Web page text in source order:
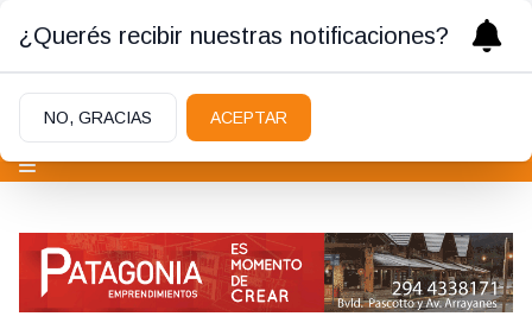
¿Querés recibir nuestras notificaciones?
NO, GRACIAS ACEPTAR